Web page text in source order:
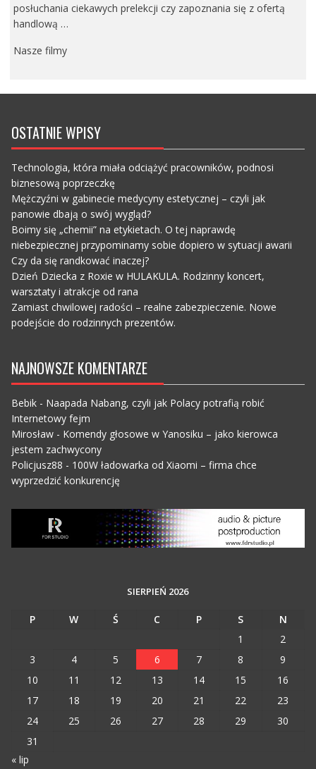
posłuchania ciekawych prelekcji czy zapoznania się z ofertą
handlową …
Nasze filmy
OSTATNIE WPISY
Technologia, która miała odciążyć pracowników, podnosi
biznesową poprzeczkę
Mężczyźni w gabinecie medycyny estetycznej – czyli jak
panowie dbają o swój wygląd?
Boimy się „chemii” na etykietach. O tej naprawdę
niebezpiecznej przypominamy sobie dopiero w sytuacji awarii
Czy da się randkować inaczej?
Dzień Dziecka z Roxie w HULAKULA. Rodzinny koncert,
warsztaty i atrakcje od rana
Zamiast chwilowej radości – realne zabezpieczenie. Nowe
podejście do rodzinnych prezentów.
NAJNOWSZE KOMENTARZE
Bebik- Naapada Nabang, czyli jak Polacy potrafią robić
Internetowy fejm
Mirosław- Komendy głosowe w Yanosiku – jako kierowca
jestem zachwycony
Policjusz88 - 100W ładowarka od Xiaomi – firma chce
wyprzedzić konkurencję
SIERPIEŃ 2026
P W Ś C P S
N
1
2
3
4 5 6 7 8
9
10
11 12 13 14 15
16
17
18 19 20 21 22
23
24
25 26 27 28 29
30
31
« lip